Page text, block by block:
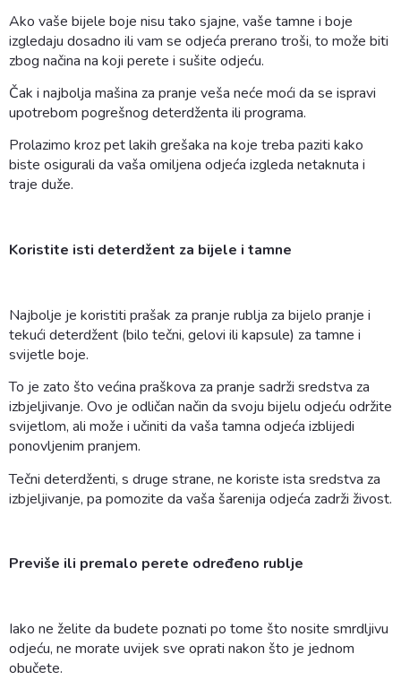
Ako vaše bijele boje nisu tako sjajne, vaše tamne i boje
izgledaju dosadno ili vam se odjeća prerano troši, to može biti
zbog načina na koji perete i sušite odjeću.
Čak i najbolja mašina za pranje veša neće moći da se ispravi
upotrebom pogrešnog deterdženta ili programa.
Prolazimo kroz pet lakih grešaka na koje treba paziti kako
biste osigurali da vaša omiljena odjeća izgleda netaknuta i
traje duže.
Koristite isti deterdžent za bijele i tamne
Najbolje je koristiti prašak za pranje rublja za bijelo pranje i
tekući deterdžent (bilo tečni, gelovi ili kapsule) za tamne i
svijetle boje.
To je zato što većina praškova za pranje sadrži sredstva za
izbjeljivanje. Ovo je odličan način da svoju bijelu odjeću održite
svijetlom, ali može i učiniti da vaša tamna odjeća izblijedi
ponovljenim pranjem.
Tečni deterdženti, s druge strane, ne koriste ista sredstva za
izbjeljivanje, pa pomozite da vaša šarenija odjeća zadrži živost.
Previše ili premalo perete određeno rublje
Iako ne želite da budete poznati po tome što nosite smrdljivu
odjeću, ne morate uvijek sve oprati nakon što je jednom
obučete.